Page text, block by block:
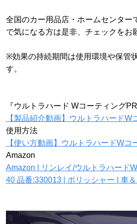
全国のカー用品店・ホームセンター
で気になる方は是非、チェックをお
※効果の持続期間は使用環境や保管
す。
『ウルトラハード Wコーティング
【製品紹介動画】ウルトラハードW
使用方法
【使い方動画】ウルトラハードWコ
Amazon
Amazon | リンレイ/ウルトラハード
40 品番:330013 | ポリッシャー | 車